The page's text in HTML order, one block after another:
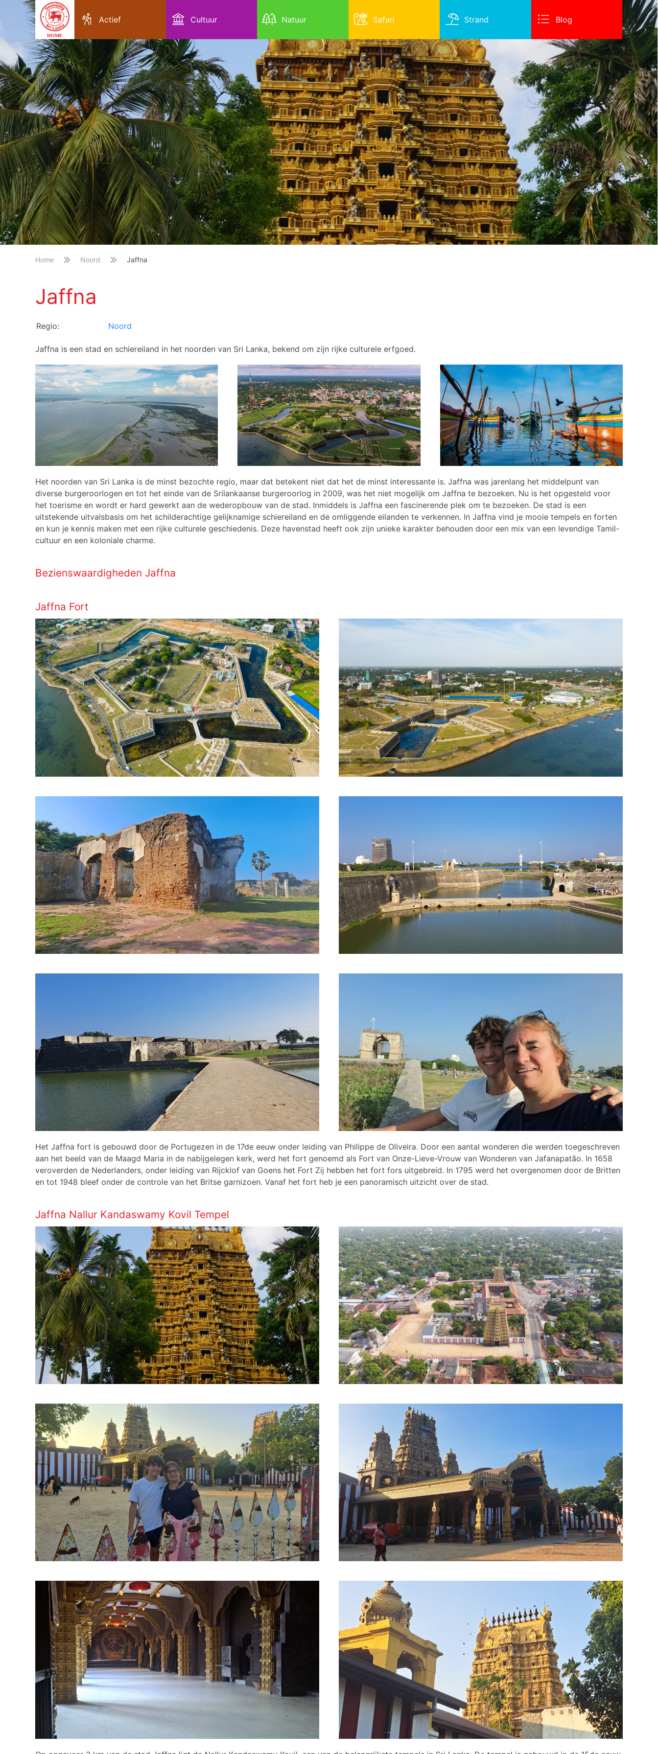
HOME
Actief Cultuur Natuur Safari Strand Blog
Home Noord Jaffna
Jaffna
Regio: Noord
Jaffna is een stad en schiereiland in het noorden van Sri Lanka, bekend om zijn rijke culturele erfgoed.
Het noorden van Sri Lanka is de minst bezochte regio, maar dat betekent niet dat het de minst interessante is. Jaffna was jarenlang het middelpunt van
diverse burgeroorlogen en tot het einde van de Srilankaanse burgeroorlog in 2009, was het niet mogelijk om Jaffna te bezoeken. Nu is het opgesteld voor
het toerisme en wordt er hard gewerkt aan de wederopbouw van de stad. Inmiddels is Jaffna een fascinerende plek om te bezoeken. De stad is een
uitstekende uitvalsbasis om het schilderachtige gelijknamige schiereiland en de omliggende eilanden te verkennen. In Jaffna vind je mooie tempels en forten
en kun je kennis maken met een rijke culturele geschiedenis. Deze havenstad heeft ook zijn unieke karakter behouden door een mix van een levendige Tamil-
cultuur en een koloniale charme.
Bezienswaardigheden Jaffna
Jaffna Fort
Het Jaffna fort is gebouwd door de Portugezen in de 17de eeuw onder leiding van Philippe de Oliveira. Door een aantal wonderen die werden toegeschreven
aan het beeld van de Maagd Maria in de nabijgelegen kerk, werd het fort genoemd als Fort van Onze-Lieve-Vrouw van Wonderen van Jafanapatão. In 1658
veroverden de Nederlanders, onder leiding van Rijcklof van Goens het Fort Zij hebben het fort fors uitgebreid. In 1795 werd het overgenomen door de Britten
en tot 1948 bleef onder de controle van het Britse garnizoen. Vanaf het fort heb je een panoramisch uitzicht over de stad.
Jaffna Nallur Kandaswamy Kovil Tempel